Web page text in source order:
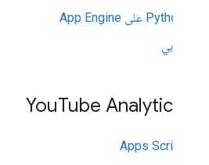
Python على App Engine
روبي
YouTube Analytics API
Apps Script